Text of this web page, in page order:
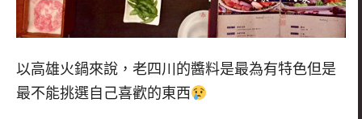
以高雄火鍋來說，老四川的醬料是最為有特色但是
最不能挑選自己喜歡的東西